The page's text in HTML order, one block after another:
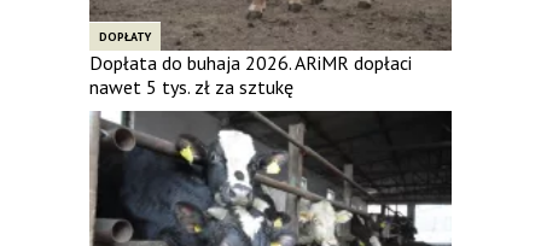
DOPŁATY
Dopłata do buhaja 2026. ARiMR dopłaci
nawet 5 tys. zł za sztukę